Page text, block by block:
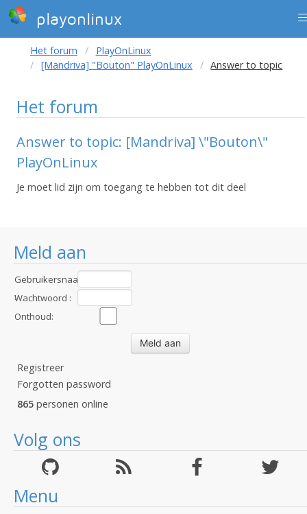
playonlinux
Meld aan
Gebruikersnaam
:Wachtwoord :
Onthoud:
Registreer
Forgotten password
865 personen online
Volg ons
Menu
Het forum
PlayOnLinux
[Mandriva] "Bouton" PlayOnLinux
Answer to topic
Het forum
Answer to topic: [Mandriva] \"Bouton\"
PlayOnLinux
Je moet lid zijn om toegang te hebben tot dit deel